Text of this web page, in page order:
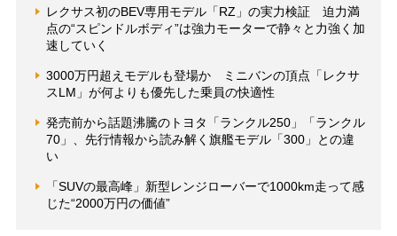
レクサス初のBEV専用モデル「RZ」の実力検証 迫力満
点の“スピンドルボディ”は強力モーターで静々と力強く加
速していく
3000万円超えモデルも登場か ミニバンの頂点「レクサ
スLM」が何よりも優先した乗員の快適性
発売前から話題沸騰のトヨタ「ランクル250」「ランクル
70」、先行情報から読み解く旗艦モデル「300」との違
い
「SUVの最高峰」新型レンジローバーで1000km走って感
じた“2000万円の価値”